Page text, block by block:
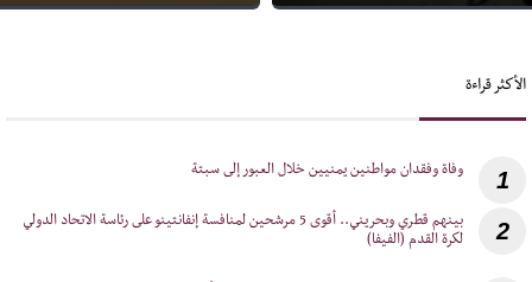
الأكثر قراءة
1
2
‎بينهم قطري وبحريني.. أقوى 5 مرشحين لمنافسة إنفانتينو على رئاسة الاتحاد الدولي
لكرة القدم (الفيفا)